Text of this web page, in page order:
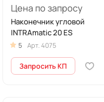
Цена по запросу
Наконечник угловой
INTRAmatic 20 ES
5 Арт. 4075
Запросить КП